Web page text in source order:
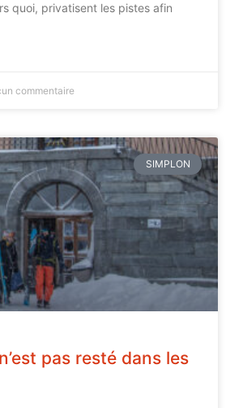
quoi, privatisent les pistes afin
commentaire
SIMPLON
pas resté dans les